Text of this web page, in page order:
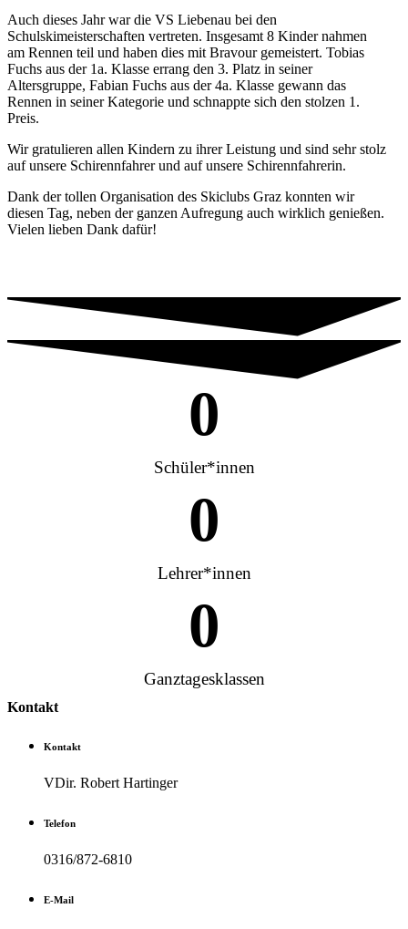
Auch dieses Jahr war die VS Liebenau bei den
Schulskimeisterschaften vertreten. Insgesamt 8 Kinder nahmen
am Rennen teil und haben dies mit Bravour gemeistert. Tobias
Fuchs aus der 1a. Klasse errang den 3. Platz in seiner
Altersgruppe, Fabian Fuchs aus der 4a. Klasse gewann das
Rennen in seiner Kategorie und schnappte sich den stolzen 1.
Preis.
Wir gratulieren allen Kindern zu ihrer Leistung und sind sehr stolz
auf unsere Schirennfahrer und auf unsere Schirennfahrerin.
Dank der tollen Organisation des Skiclubs Graz konnten wir
diesen Tag, neben der ganzen Aufregung auch wirklich genießen.
Vielen lieben Dank dafür!
0
Schüler*innen
0
Lehrer*innen
0
Ganztagesklassen
Kontakt
Kontakt
VDir. Robert Hartinger
Telefon
0316/872-6810
E-Mail